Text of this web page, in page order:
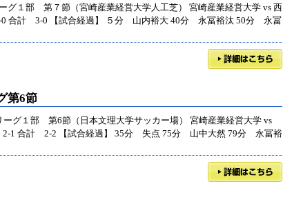
グ１部 第７節（宮崎産業経営大学人工芝） 宮崎産業経営大学 vs 西
合計 3-0 【試合経過】 ５分 山内裕大 40分 永冨裕汰 50分 永冨
第6節
ーグ１部 第6節（日本文理大学サッカー場） 宮崎産業経営大学 vs
1 合計 2-2 【試合経過】 35分 失点 75分 山中大然 79分 永冨裕